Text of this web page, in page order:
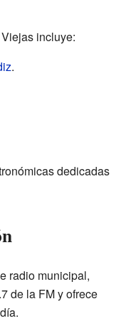
incluye:
.
dedicadas
radio municipal,
de la FM y ofrece